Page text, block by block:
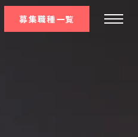
募集職種一覧